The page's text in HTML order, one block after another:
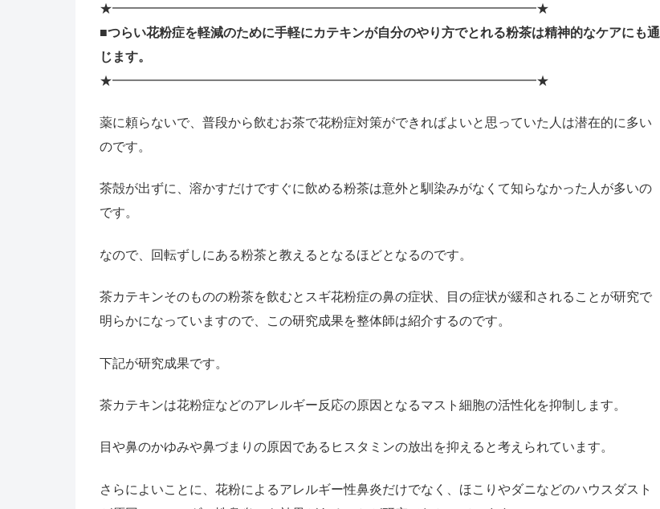
★━━━━━━━━━━━━━━━━━━━━━━━━━━━━━━━━━★
■つらい花粉症を軽減のために手軽にカテキンが自分のやり方でとれる粉茶は精神的なケアにも通
じます。
★━━━━━━━━━━━━━━━━━━━━━━━━━━━━━━━━━★
薬に頼らないで、普段から飲むお茶で花粉症対策ができればよいと思っていた人は潜在的に多い
のです。
茶殻が出ずに、溶かすだけですぐに飲める粉茶は意外と馴染みがなくて知らなかった人が多いの
です。
なので、回転ずしにある粉茶と教えるとなるほどとなるのです。
茶カテキンそのものの粉茶を飲むとスギ花粉症の鼻の症状、目の症状が緩和されることが研究で
明らかになっていますので、この研究成果を整体師は紹介するのです。
下記が研究成果です。
茶カテキンは花粉症などのアレルギー反応の原因となるマスト細胞の活性化を抑制します。
目や鼻のかゆみや鼻づまりの原因であるヒスタミンの放出を抑えると考えられています。
さらによいことに、花粉によるアレルギー性鼻炎だけでなく、ほこりやダニなどのハウスダスト